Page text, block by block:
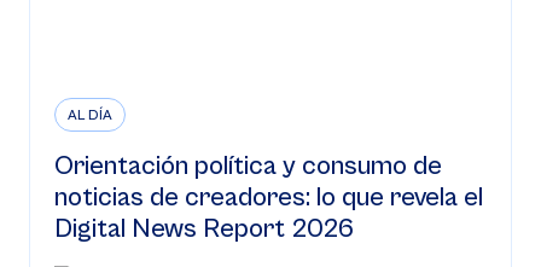
AL DÍA
Orientación política y consumo de
noticias de creadores: lo que revela el
Digital News Report 2026